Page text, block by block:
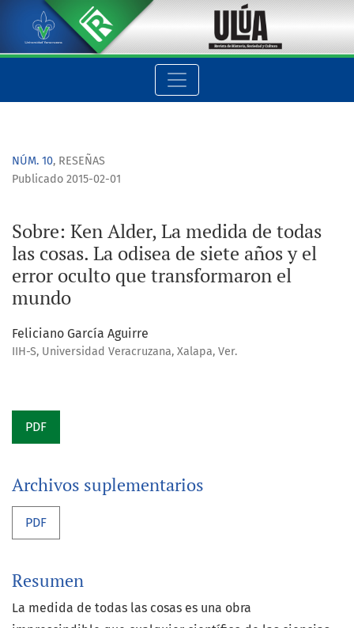
Sobre: Ken Alder, La medida de todas las cosas. La odisea
NÚM. 10, RESEÑAS
Sobre: Ken Alder, La medida de todas
las cosas. La odisea de siete años y el
error oculto que transformaron el
mundo
Publicado 2015-02-01
Feliciano García Aguirre
IIH-S, Universidad Veracruzana, Xalapa, Ver.
PDF
Archivos suplementarios
PDF
Resumen
La medida de todas las cosas es una obra